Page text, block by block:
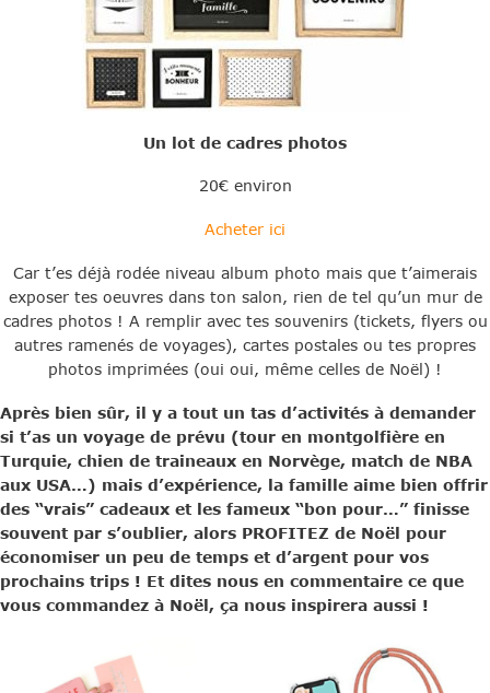
Un lot de cadres photos
20€ environ
Acheter ici
Car t’es déjà rodée niveau album photo mais que t’aimerais
exposer tes oeuvres dans ton salon, rien de tel qu’un mur de
cadres photos ! A remplir avec tes souvenirs (tickets, flyers ou
autres ramenés de voyages), cartes postales ou tes propres
photos imprimées (oui oui, même celles de Noël) !
Après bien sûr, il y a tout un tas d’activités à demander
si t’as un voyage de prévu (tour en montgolfière en
Turquie, chien de traineaux en Norvège, match de NBA
aux USA…) mais d’expérience, la famille aime bien offrir
des “vrais” cadeaux et les fameux “bon pour…” finisse
souvent par s’oublier, alors PROFITEZ de Noël pour
économiser un peu de temps et d’argent pour vos
prochains trips ! Et dites nous en commentaire ce que
vous commandez à Noël, ça nous inspirera aussi !